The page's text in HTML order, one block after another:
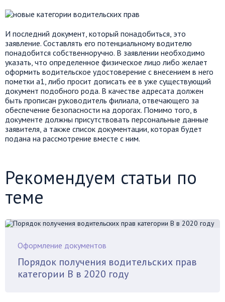
И последний документ, который понадобиться, это
заявление. Составлять его потенциальному водителю
понадобится собственноручно. В заявлении необходимо
указать, что определенное физическое лицо либо желает
оформить водительское удостоверение с внесением в него
пометки а1, либо просит дописать ее в уже существующий
документ подобного рода. В качестве адресата должен
быть прописан руководитель филиала, отвечающего за
обеспечение безопасности на дорогах. Помимо того, в
документе должны присутствовать персональные данные
заявителя, а также список документации, которая будет
подана на рассмотрение вместе с ним.
Рекомендуем статьи по
теме
Оформление документов
Порядок получения водительских прав
категории В в 2020 году